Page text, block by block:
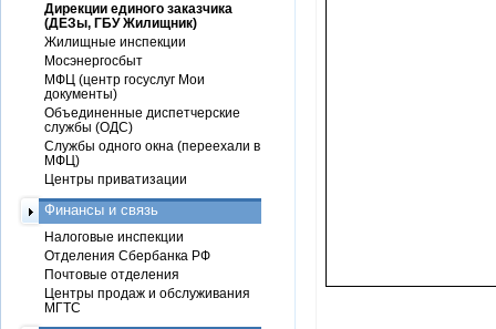
Дирекции единого заказчика
(ДЕЗы, ГБУ Жилищник)
Жилищные инспекции
Мосэнергосбыт
МФЦ (центр госуслуг Мои
документы)
Объединенные диспетчерские
службы (ОДС)
Службы одного окна (переехали в
МФЦ)
Центры приватизации
Финансы и связь
Налоговые инспекции
Отделения Сбербанка РФ
Почтовые отделения
Центры продаж и обслуживания
МГТС